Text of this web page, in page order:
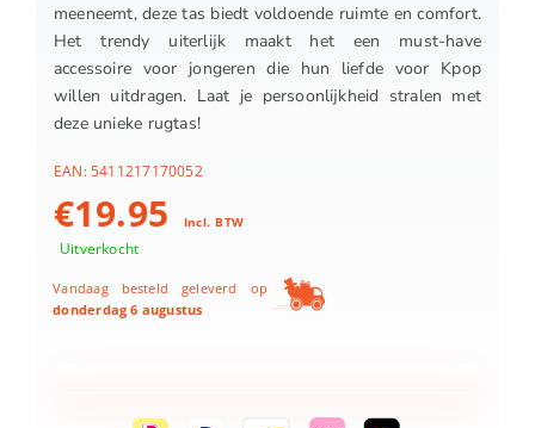
meeneemt, deze tas biedt voldoende ruimte en comfort.
Het trendy uiterlijk maakt het een must-have
accessoire voor jongeren die hun liefde voor Kpop
willen uitdragen. Laat je persoonlijkheid stralen met
deze unieke rugtas!
EAN:5411217170052
€19.95 Incl. BTW
Uitverkocht
Vandaag besteld geleverd op
donderdag 6 augustus